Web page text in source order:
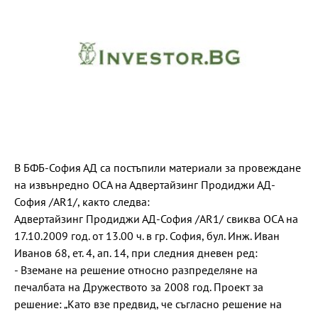
В БФБ-София АД са постъпили материали за провеждане
на извънредно ОСА на Адвертайзинг Продиджи АД-
София /AR1/, както следва:
Адвертайзинг Продиджи АД-София /AR1/ свиква ОСА на
17.10.2009 год. от 13.00 ч. в гр. София, бул. Инж. Иван
Иванов 68, ет. 4, ап. 14, при следния дневен ред:
- Вземане на решение относно разпределяне на
печалбата на Дружеството за 2008 год. Проект за
решение: „Като взе предвид, че съгласно решение на